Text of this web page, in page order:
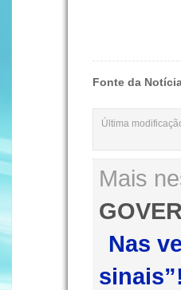
Fonte da
Última
Mais
Nas